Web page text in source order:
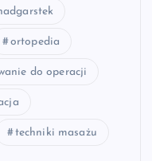
ortopedia
do operacji
techniki masażu